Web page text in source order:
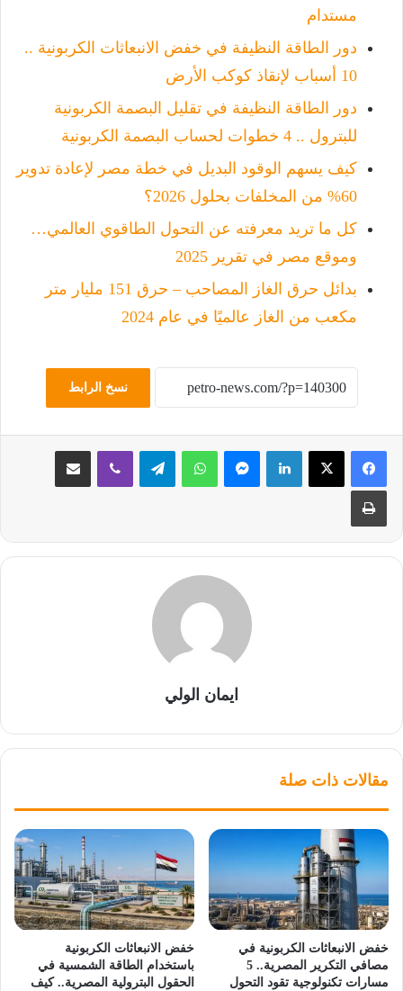
مستدام
دور الطاقة النظيفة في خفض الانبعاثات الكربونية ..
10 أسباب لإنقاذ كوكب الأرض
دور الطاقة النظيفة في تقليل البصمة الكربونية
للبترول .. 4 خطوات لحساب البصمة الكربونية
كيف يسهم الوقود البديل في خطة مصر لإعادة تدوير
60% من المخلفات بحلول 2026؟
كل ما تريد معرفته عن التحول الطاقوي العالمي…
وموقع مصر في تقرير 2025
بدائل حرق الغاز المصاحب – حرق 151 مليار متر
مكعب من الغاز عالميًا في عام 2024
نسخ الرابط
لينكدإن ماسنجر واتساب تيلقرام ڤايبر مشاركة عبر البريد
طباعة
ايمان الولي
مقالات ذات صلة
خفض الانبعاثات الكربونية في
مصافي التكرير المصرية.. 5
مسارات تكنولوجية تقود التحول
خفض الانبعاثات الكربونية
باستخدام الطاقة الشمسية في
الحقول البترولية المصرية.. كيف